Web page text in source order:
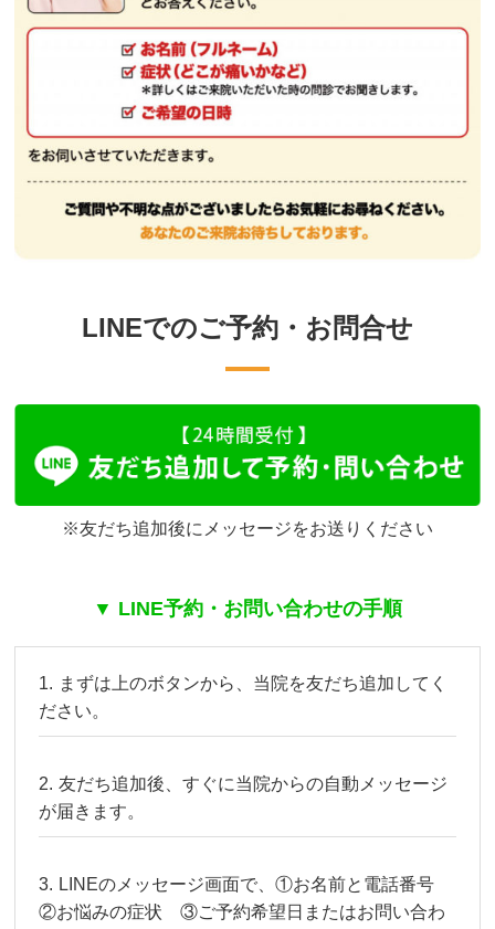
LINEでのご予約・お問合せ
※友だち追加後にメッセージをお送りください
▼ LINE予約・お問い合わせの手順
まずは上のボタンから、当院を友だち追加してく
ださい。
友だち追加後、すぐに当院からの自動メッセージ
が届きます。
LINEのメッセージ画面で、①お名前と電話番号
②お悩みの症状 ③ご予約希望日またはお問い合わ